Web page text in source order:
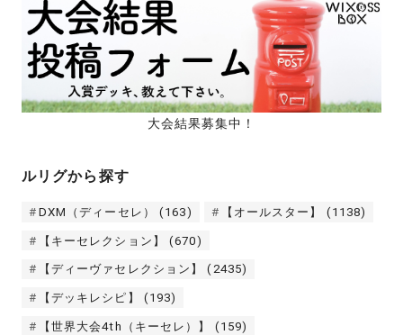
大会結果募集中！
ルリグから探す
DXM（ディーセレ） (163) 【オールスター】 (1138)
【キーセレクション】 (670)
【ディーヴァセレクション】 (2435)
【デッキレシピ】 (193)
【世界大会4th（キーセレ）】 (159)